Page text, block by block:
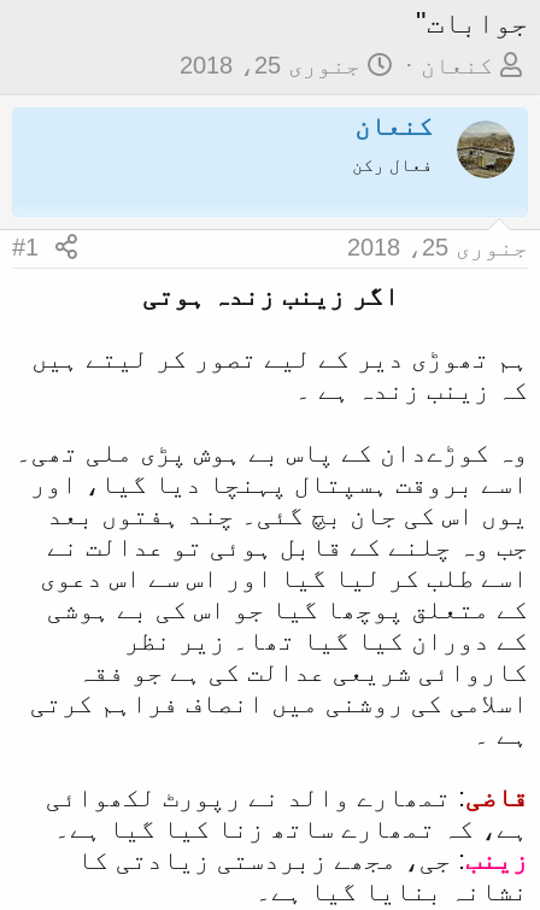
جوابات"
م
ض
و
ک
ا
ا
ز
ر
ے
و
ل
ا
کنعان
ت
ر
ی
آ
ا
جنوری 25، 2018
کنعان
فعال رکن
جنوری 25، 2018 #1
اگر زینب زندہ ہوتی
ہم تھوڑی دیر کے لیے تصور کر لیتے ہیں
کہ زینب زندہ ہے ۔
وہ کوڑےدان کے پاس بے ہوش پڑی ملی تھی۔
اسے بروقت ہسپتال پہنچا دیا گیا، اور
یوں اس کی جان بچ گئی۔ چند ہفتوں بعد
جب وہ چلنے کے قابل ہوئی تو عدالت نے
اسے طلب کر لیا گیا اور اس سے اس دعوی
کے متعلق پوچھا گیا جو اس کی بے ہوشی
کے دوران کیا گیا تھا۔ زیر نظر
کاروائی شریعی عدالت کی ہے جو فقہ
اسلامی کی روشنی میں انصاف فراہم کرتی
ہے ۔
قاضی: تمھارے والد نے رپورٹ لکھوائی
ہے، کہ تمھارے ساتھ زنا کیا گیا ہے۔
زینب: جی، مجھے زبردستی زیادتی کا
نشانہ بنایا گیا ہے۔